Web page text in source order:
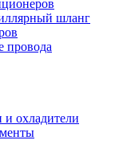
шланг
провода
и охладители